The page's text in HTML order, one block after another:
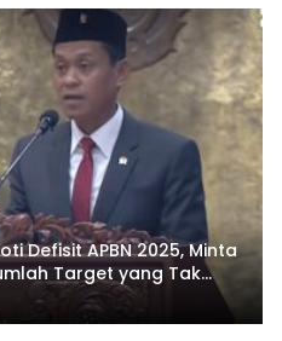
Defisit APBN 2025, Minta
Target yang Tak